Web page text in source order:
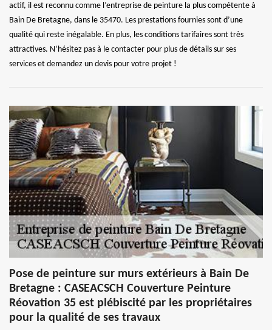
actif, il est reconnu comme l’entreprise de peinture la plus compétente à
Bain De Bretagne, dans le 35470. Les prestations fournies sont d’une
qualité qui reste inégalable. En plus, les conditions tarifaires sont très
attractives. N’hésitez pas à le contacter pour plus de détails sur ses
services et demandez un devis pour votre projet !
Pose de peinture sur murs extérieurs à Bain De
Bretagne : CASEACSCH Couverture Peinture
Réovation 35 est plébiscité par les propriétaires
pour la qualité de ses travaux